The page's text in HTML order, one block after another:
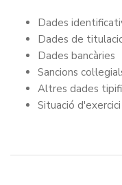
Dades
Dades de
Dades bancàries
Sancions
Altres dades
Situació d'exercici